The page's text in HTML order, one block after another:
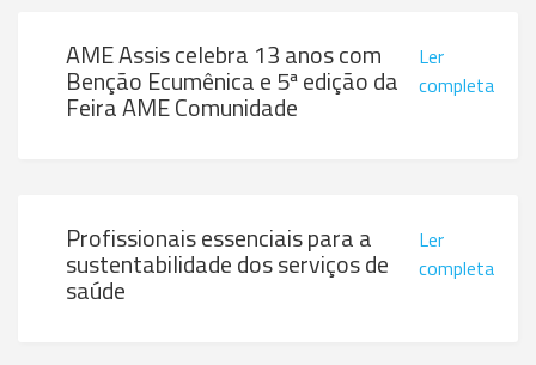
AME Assis celebra 13 anos com
Benção Ecumênica e 5ª edição da
Feira AME Comunidade
Ler
completa
Profissionais essenciais para a
sustentabilidade dos serviços de
saúde
Ler
completa